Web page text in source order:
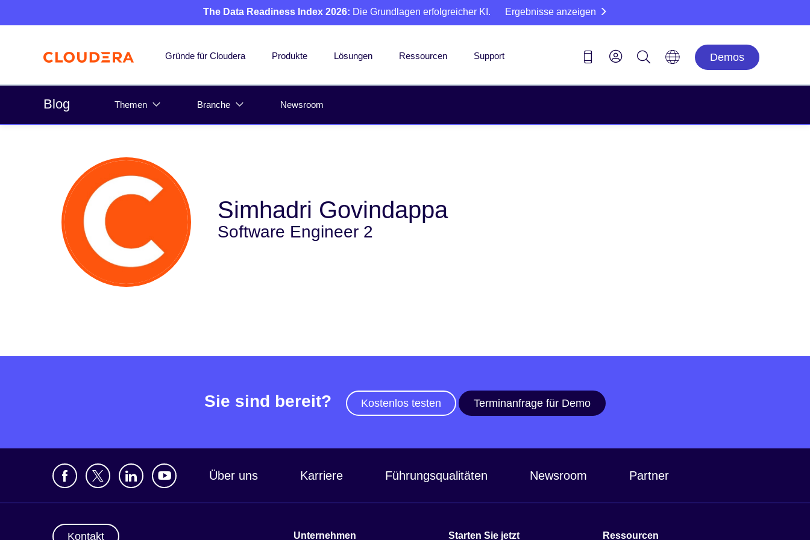
The Data Readiness Index 2026: Die Grundlagen erfolgreicher KI. Ergebnisse anzeigen
Gründe für Cloudera Produkte Lösungen Ressourcen Support Demos
Blog Themen Branche Newsroom
Simhadri Govindappa
Software Engineer 2
Sie sind bereit? Kostenlos testen Terminanfrage für Demo
Über uns Karriere Führungsqualitäten Newsroom Partner
Kontakt Unternehmen Starten Sie jetzt Ressourcen